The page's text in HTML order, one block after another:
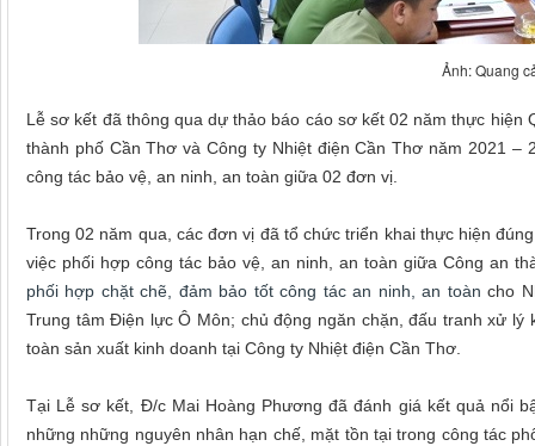
Ảnh: Quang
Lễ sơ kết đã thông qua dự thảo báo cáo sơ kết 02 năm thực
thành phố Cần Thơ và Công ty Nhiệt điện Cần Thơ năm 2021
công tác bảo vệ, an ninh, an toàn giữa 02 đơn vị.
Trong 02 năm qua, các đơn vị đã tổ chức triển khai thực hiện
việc phối hợp công tác bảo vệ, an ninh, an toàn giữa Công an
phối hợp chặt chẽ, đảm bảo tốt công tác an ninh, an toàncho
Trung tâm Điện lực Ô Môn; chủ động ngăn chặn, đấu tranh xử
toàn sản xuất kinh doanh tại Công ty Nhiệt điện Cần Thơ.
Tại Lễ sơ kết, Đ/c Mai Hoàng Phương đã đánh giá kết quả nổi
những những nguyên nhân hạn chế, mặt tồn tại trong công tác